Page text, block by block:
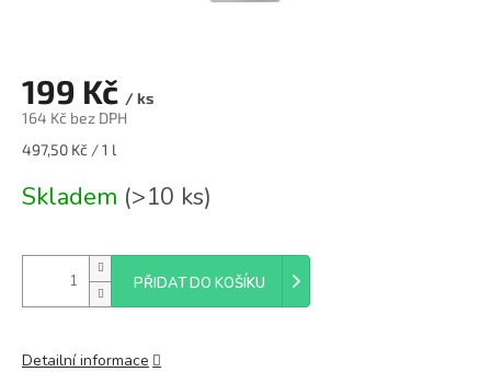
199 Kč / ks
164 Kč bez DPH
Měrná
497,50 Kč / 1 l
Skladem (>10 ks)
PŘIDAT DO KOŠÍKU
Detailní informace